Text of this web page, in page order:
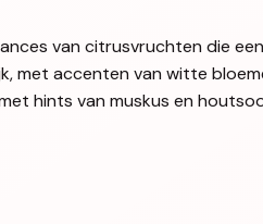
van citrusvruchten die
met accenten van witte
hints van muskus en